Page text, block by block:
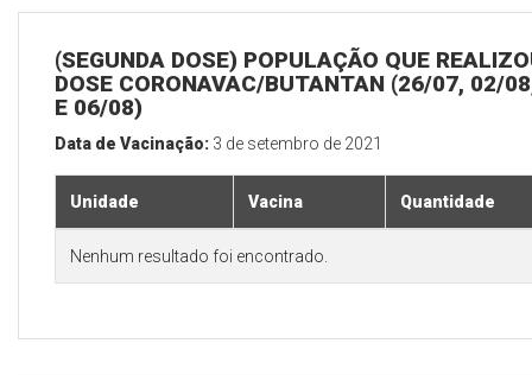
(SEGUNDA DOSE) POPULAÇÃO QUE
DOSE CORONAVAC/BUTANTAN (26/07, 02/
E 06/08)
Data de Vacinação: 3 de setembro de 2021
Unidade Vacina Quantidade
Nenhum resultado foi encontrado.